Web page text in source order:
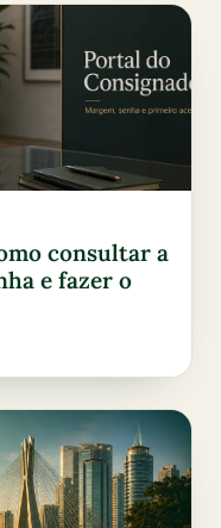
consultar a
e fazer o